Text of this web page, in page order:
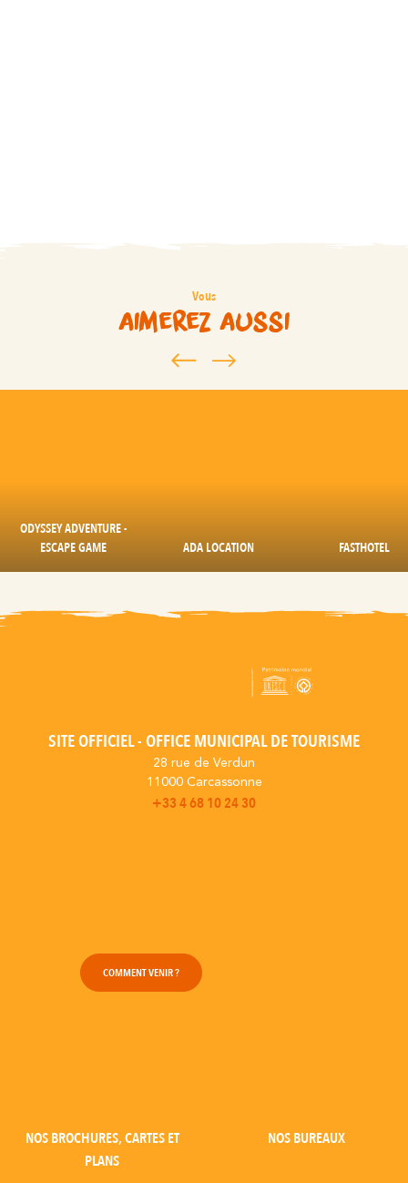
Vous
aimerez aussi
ODYSSEY ADVENTURE -
ESCAPE GAME
ADA LOCATION FASTHOTEL
SITE OFFICIEL - OFFICE MUNICIPAL DE TOURISME
28 rue de Verdun
11000 Carcassonne
+33 4 68 10 24 30
COMMENT VENIR ?
NOS BROCHURES, CARTES ET
PLANS
NOS BUREAUX